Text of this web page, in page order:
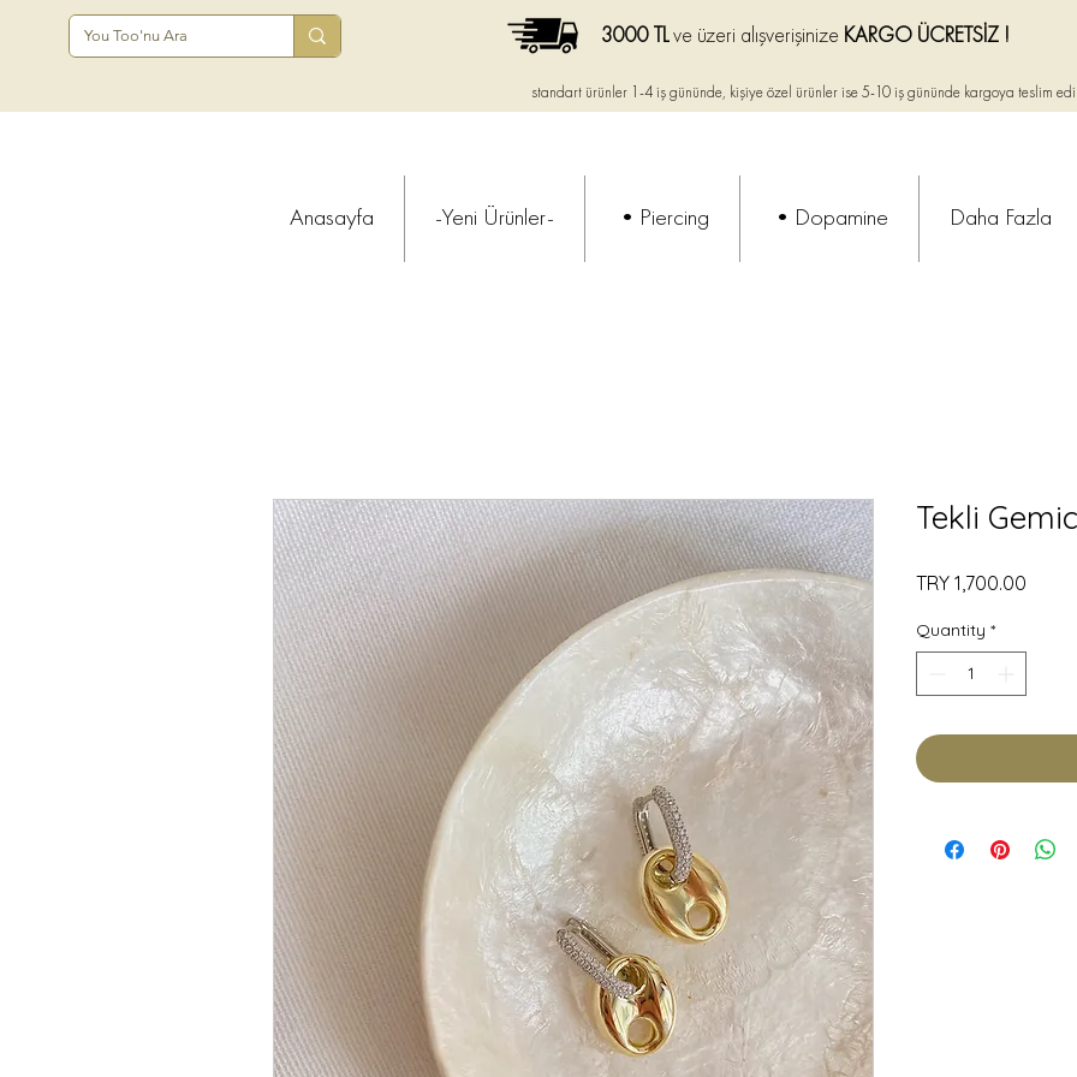
standart ürünler 1-4 iş gününde, kişiye özel ürünler ise 5-10 iş gününde kargoya teslim
3000 TLve üzeri alışverişinize KARGO ÜCRETSİZ !
Anasayfa -Yeni Ürünler- •Piercing •Dopamine Daha Fazla
Tekli
TRY 1,700.00
Quantity *